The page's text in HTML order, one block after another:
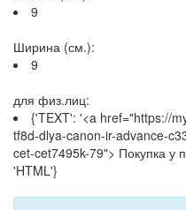
9
Ширина (см.):
9
для физ.лиц:
{'TEXT': '<a href="https://
tf8d-dlya-canon-ir-advance-
cet-cet7495k-79"> Покупка у
'HTML'}